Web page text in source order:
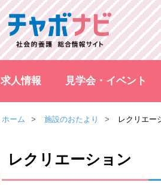
求人情報 見学会・イベント
ホーム 施設のおたより レクリエー
レクリエーション